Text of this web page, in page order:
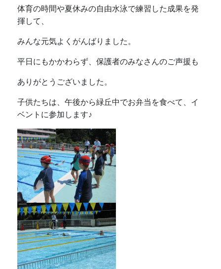
体育の時間や夏休みの自由水泳で練習した成果を発
揮して、
みんな元気よくがんばりました。
平日にもかかわらず、保護者のみなさんのご声援も
ありがとうございました。
子供たちは、午後から緑丘中でお弁当を食べて、イ
ベントに参加します♪